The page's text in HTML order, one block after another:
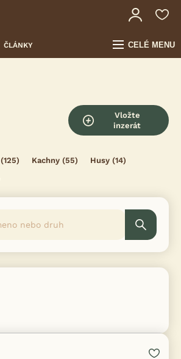
ČLÁNKY CELÉ MENU
Vložte
inzerát
(125) Kachny (55) Husy (14)